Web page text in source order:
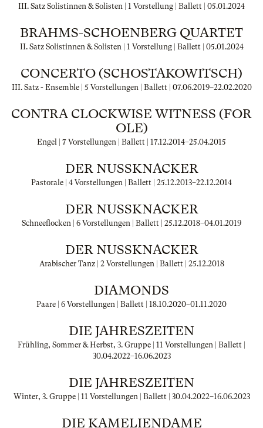
III. Satz Solistinnen & Solisten | 1 Vorstellung | Ballett | 05.01.2024
BRAHMS-SCHOENBERG QUARTET
II. Satz Solistinnen & Solisten | 1 Vorstellung | Ballett | 05.01.2024
CONCERTO (SCHOSTAKOWITSCH)
III. Satz - Ensemble | 5 Vorstellungen | Ballett | 07.06.2019–22.02.2020
CONTRA CLOCKWISE WITNESS (FOR
OLE)
Engel | 7 Vorstellungen | Ballett | 17.12.2014–25.04.2015
DER NUSSKNACKER
Pastorale | 4 Vorstellungen | Ballett | 25.12.2013–22.12.2014
DER NUSSKNACKER
Schneeflocken | 6 Vorstellungen | Ballett | 25.12.2018–04.01.2019
DER NUSSKNACKER
Arabischer Tanz | 2 Vorstellungen | Ballett | 25.12.2018
DIAMONDS
Paare | 6 Vorstellungen | Ballett | 18.10.2020–01.11.2020
DIE JAHRESZEITEN
Frühling, Sommer & Herbst, 3. Gruppe | 11 Vorstellungen | Ballett |
30.04.2022–16.06.2023
DIE JAHRESZEITEN
Winter, 3. Gruppe | 11 Vorstellungen | Ballett | 30.04.2022–16.06.2023
DIE KAMELIENDAME